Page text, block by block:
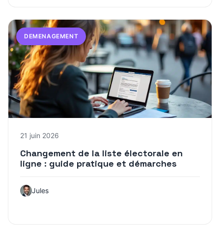
DEMENAGEMENT
21 juin 2026
Changement de la liste électorale en
ligne : guide pratique et démarches
Jules